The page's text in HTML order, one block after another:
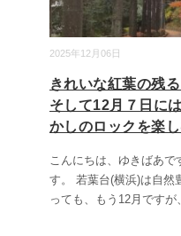
2025年12月06日
きれいな紅葉の残
そして12月７日に
かしのロックを楽
こんにちは、ゆきばあで
す。 若葉台(横浜)は自然
っても、もう12月ですが